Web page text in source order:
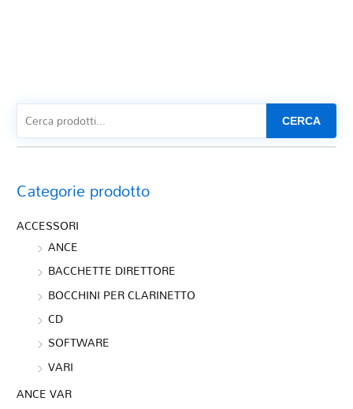
CERCA
Categorie prodotto
ACCESSORI
ANCE
BACCHETTE DIRETTORE
BOCCHINI PER CLARINETTO
CD
SOFTWARE
VARI
ANCE VAR